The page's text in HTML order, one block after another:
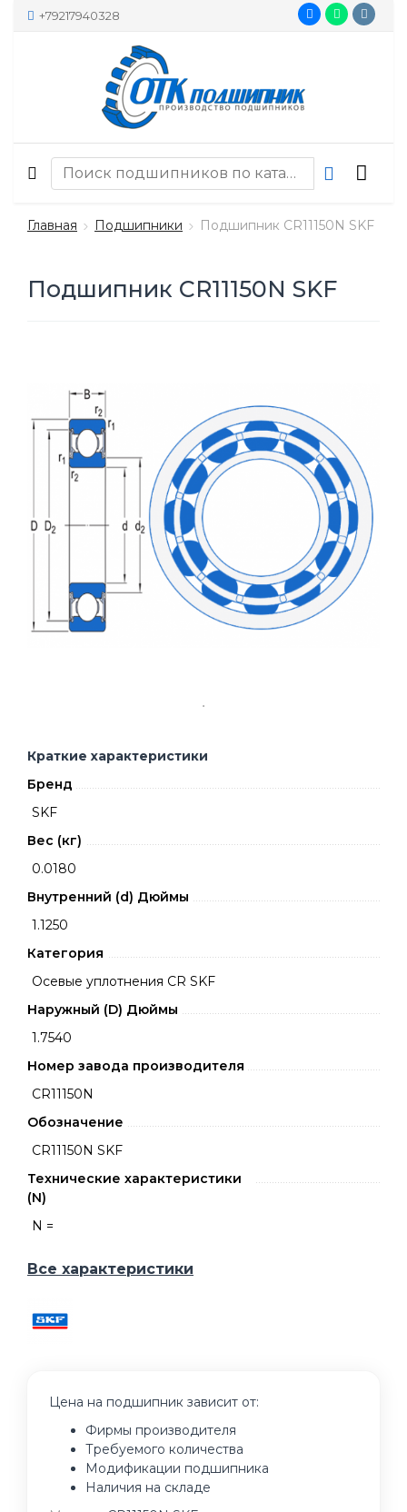
+79217940328
Главная Подшипники Подшипник CR11150N SKF
Подшипник CR11150N SKF
Краткие характеристики
Бренд
SKF
Вес (кг)
0.0180
Внутренний (d) Дюймы
1.1250
Категория
Осевые уплотнения CR SKF
Наружный (D) Дюймы
1.7540
Номер завода производителя
CR11150N
Обозначение
CR11150N SKF
Технические характеристики
(N)
N =
Все характеристики
Цена на подшипник зависит от:
Фирмы производителя
Требуемого количества
Модификации подшипника
Наличия на складе